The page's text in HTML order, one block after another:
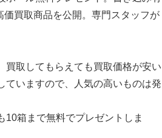
買取商品を公開。専門スタッフが
買取してもらえても買取価格が安い
ていますので、人気の高いものは発
箱まで無料でプレゼントしま